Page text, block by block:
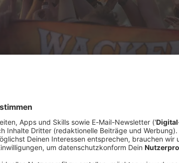
ein größeres Highlight, als das gemeinsame Feiern
. Jedes Jahr pilgern Hunderttausende von
Epizentrum der Rock- und Metalwelt werden.